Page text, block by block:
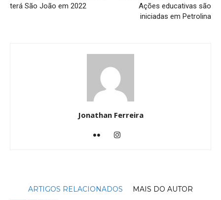
terá São João em 2022
Ações educativas são
iniciadas em Petrolina
Jonathan Ferreira
ARTIGOS RELACIONADOS MAIS DO AUTOR